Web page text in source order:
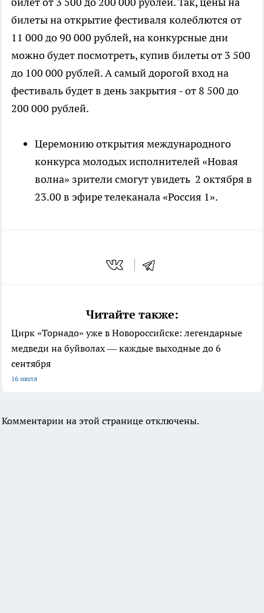
билеты на открытие фестиваля колеблются от
11 000 до 90 000 рублей, на конкурсные дни
можно будет посмотреть, купив билеты от 3 500
до 100 000 рублей. А самый дорогой вход на
фестиваль будет в день закрытия - от 8 500 до
200 000 рублей.
Церемонию открытия международного
конкурса молодых исполнителей «Новая
волна» зрители смогут увидеть 2 октября в
23.00 в эфире телеканала «Россия 1».
Читайте также:
Цирк «Торнадо» уже в Новороссийске: легендарные
медведи на буйволах — каждые выходные до 6
сентября
16 июля
Комментарии на этой странице отключены.